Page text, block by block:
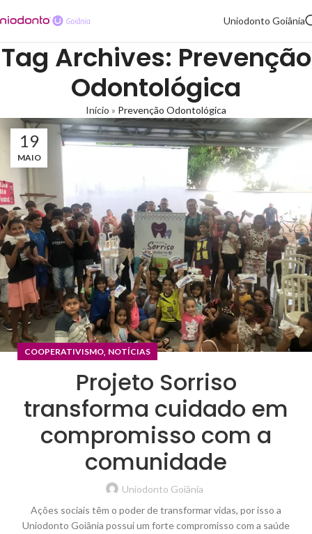
Uniodonto Goiânia
Tag Archives: Prevenção
Odontológica
Início » Prevenção Odontológica
19
MAIO
COOPERATIVISMO, NOTÍCIAS
Projeto Sorriso
transforma cuidado em
compromisso com a
comunidade
Uniodonto Goiânia
Ações sociais têm o poder de transformar vidas, por isso a
Uniodonto Goiânia possui um forte compromisso com a saúde